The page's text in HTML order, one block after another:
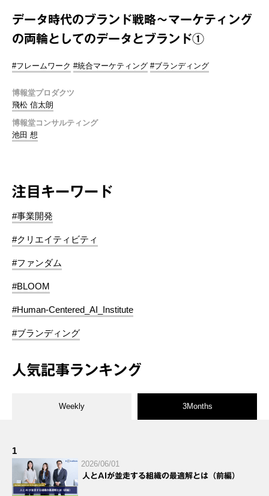
データ時代のブランド戦略～マーケティング
の両輪としてのデータとブランド①
#フレームワーク #統合マーケティング #ブランディング
博報堂プロダクツ
飛松 信太朗
博報堂コンサルティング
池田 想
注目キーワード
#事業開発
#クリエイティビティ
#ファンダム
#BLOOM
#Human-Centered_AI_Institute
#ブランディング
人気記事ランキング
Weekly 3Months
1
2026/06/01
人とAIが並走する組織の最適解とは（前編）